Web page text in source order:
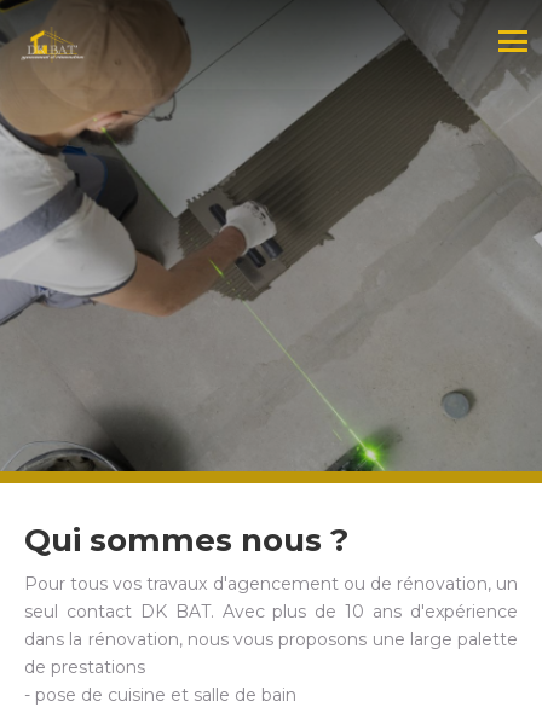
Qui sommes nous ?
Pour tous vos travaux d'agencement ou de rénovation, un
seul contact DK BAT. Avec plus de 10 ans d'expérience
dans la rénovation, nous vous proposons une large palette
de prestations
- pose de cuisine et salle de bain